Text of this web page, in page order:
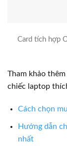
Card tích hợp
Tham khảo
chiếc laptop
Cách chọn
Hướng dẫn
nhất